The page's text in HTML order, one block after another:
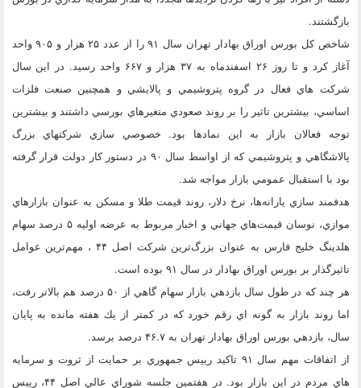
بازگشتند.
شاخص كل بورس اوراق بهادار تهران سال ۹۱ را از عدد ۲۵ هزار و ۹۰۵ واحد
آغاز كرد و تا روز ۲۶ اسفندماه به ۳۷ هزار و ۶۶۷ واحد رسيد. در اين سال
شركت هاي فعال در گروه پتروشيمي و پالايشي و همچنين صنعت فلزات
اساسي، بيشترين تاثير را بر روند صعودي متغيرهاي بورسي داشتند و بيشترين
توجه فعالان بازار به اين نمادها بود. خصوصي سازي شركتهاي بزرگ
پالاشگاهي و پتروشيمي كه از اواسط سال ۹۰ در دستور كار دولت قرار گرفته
بود با استقبال عمومي بازار مواجه شد.
هدفمند سازي يارانه‌ها، نرخ دلار، روند قيمت طلا و مسكن به عنوان بازارهاي
موازي، نوسان قيمت‌هاي جهاني و اخبار مربوط به عرضه اوليه ۵ درصد سهام
هلدينگ خليج فارس به عنوان بزرگ‌ترين شركت اصل ۴۴ ، مهم‌ترين عوامل
تاثيرگذار بر بورس اوراق بهادار در سال ۹۱ بوده است.
هر چند كه در طول سال بازدهي بازار سهام گاهي از ۵۰ درصد هم بالاتر رفت،
اما روند بازار به گونه اي رقم خورد كه در كمتر از يك هفته مانده به پايان
سال، بازدهي بورس اوراق بهادار تهران به ۴۶.۷ درصد برسد.
از اتفاقات مهم سال ۹۱ تاكيد رييس جمهوري بر حمايت از ثروت و سرمايه
هاي مردم در اين بازار بود. در هفتمين جلسه شوراي عالي اصل ۴۴، رييس